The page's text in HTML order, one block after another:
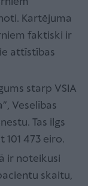
Kartējuma
faktiski ir
attīstības
starp VSIA
Veselības
Tas ilgs
473 eiro.
ir noteikusi
skaitu,